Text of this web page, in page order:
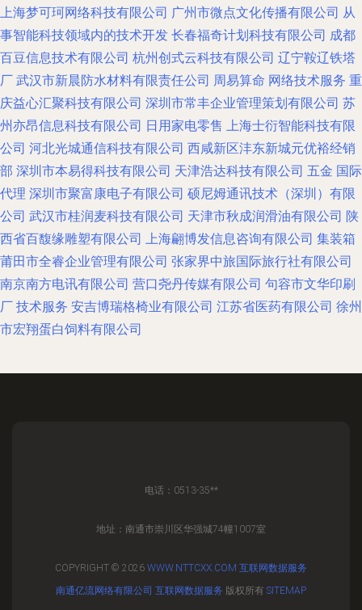
上海梦可珂网络科技有限公司 广州市微点文化传播有限公司 从
事智能科技领域内的技术开发 长春福奇计划科技有限公司 成都
百豆信息技术有限公司 杭州创式云科技有限公司 辽宁鞍辽铁塔
厂 武汉市新晨防水材料有限责任公司 周易算命 网络技术服务 重
庆益心汇聚科技有限公司 深圳市常丰企业管理策划有限公司 苏
州亦昂信息科技有限公司 日用家电零售 上海士衍智能科技有限
公司 河北光城通信科技有限公司 西咸新区沣东新城元优裕经销
部 深圳市本易得科技有限公司 天津浩达科技有限公司 五金 国际
代理 深圳市聚富康电子有限公司 硕尼姆通讯技术（深圳）有限
公司 武汉市桂润麦科技有限公司 天津市秋成润滑油有限公司 陕
西省百馥缘雕塑有限公司 上海翩博发信息咨询有限公司 集装箱
莆田市全睿企业管理有限公司 张家界中旅国际旅行社有限公司
南京南方电讯有限公司 营口尧丹传媒有限公司 句容市文华印刷
厂 技术服务 安吉博瑞格椅业有限公司 江苏省医药有限公司 徐州
市宏翔蛋白饲料有限公司
电话：0513-35**
地址：南通市崇川区华强城74幢1007室
COPYRIGHT © 2026 WWW.NTTCXX.COM 互联网数据服务
南通亿流网络有限公司 互联网数据服务 版权所有 SITEMAP